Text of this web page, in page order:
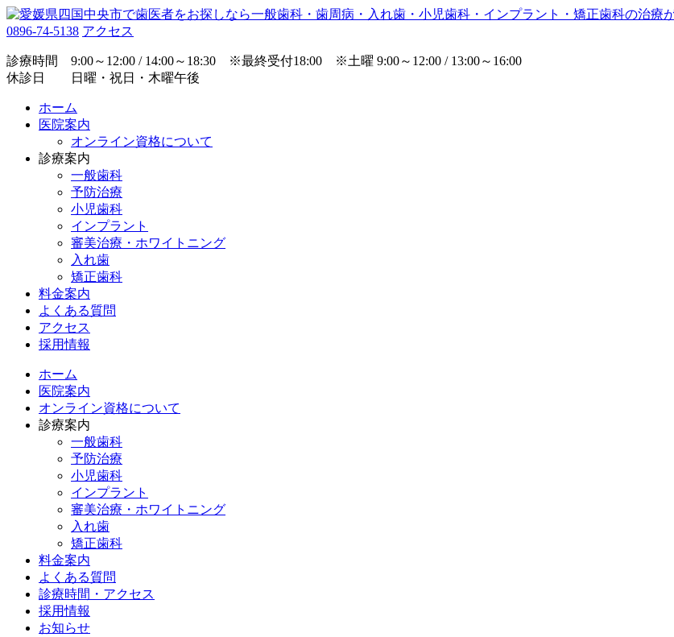
0896-74-5138 アクセス
診療時間 9:00～12:00 / 14:00～18:30 ※最終受付18:00 ※土曜 9:00～12:00 / 13:00～16:00
休診日 日曜・祝日・木曜午後
ホーム
医院案内
オンライン資格について
診療案内
一般歯科
予防治療
小児歯科
インプラント
審美治療・ホワイトニング
入れ歯
矯正歯科
料金案内
よくある質問
アクセス
採用情報
ホーム
医院案内
オンライン資格について
診療案内
一般歯科
予防治療
小児歯科
インプラント
審美治療・ホワイトニング
入れ歯
矯正歯科
料金案内
よくある質問
診療時間・アクセス
採用情報
お知らせ